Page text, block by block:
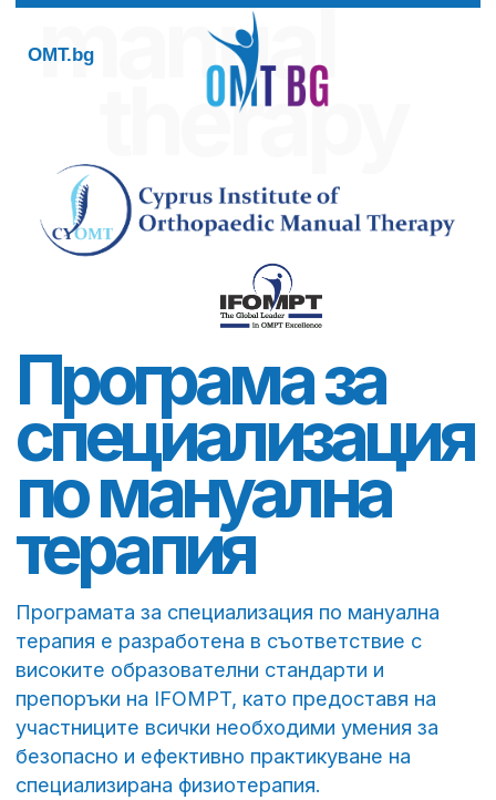
manual
therapy
Програма за
специализация
по мануална
терапия
Програмата за специализация по мануална
терапия е разработена в съответствие с
високите образователни стандарти и
препоръки на IFOMPT, като предоставя на
участниците всички необходими умения за
безопасно и ефективно практикуване на
специализирана физиотерапия.
Power
За нас